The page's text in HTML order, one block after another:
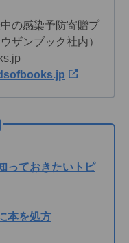
の感染予防寄贈プ
ザンブック社内）
っておきたいトピ
本を処方